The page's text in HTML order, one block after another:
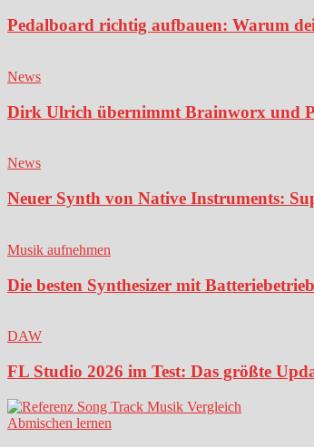
Pedalboard richtig aufbauen: Warum
News
Dirk Ulrich übernimmt Brainworx und
News
Neuer Synth von Native Instruments:
Musik aufnehmen
Die besten Synthesizer mit
DAW
FL Studio 2026 im Test: Das größte
Abmischen lernen